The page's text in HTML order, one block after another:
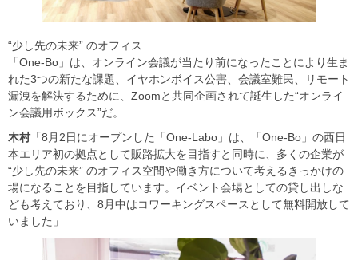
“少し先の未来” のオフィス
「One-Bo」は、オンライン会議が当たり前になったことにより生ま
れた3つの新たな課題、イヤホンボイス公害、会議室難民、リモート
漏洩を解決するために、Zoomと共同企画されて誕生した“オンライ
ン会議用ボックス”だ。
木村「8月2日にオープンした「One-Labo」は、「One-Bo」の西日
本エリア初の拠点として販路拡大を目指すと同時に、多くの企業が
“少し先の未来” のオフィス空間や働き方について考えるきっかけの
場になることを目指しています。イベント会場としての貸し出しな
ども考えており、8月中はコワーキングスペースとして無料開放して
いました」